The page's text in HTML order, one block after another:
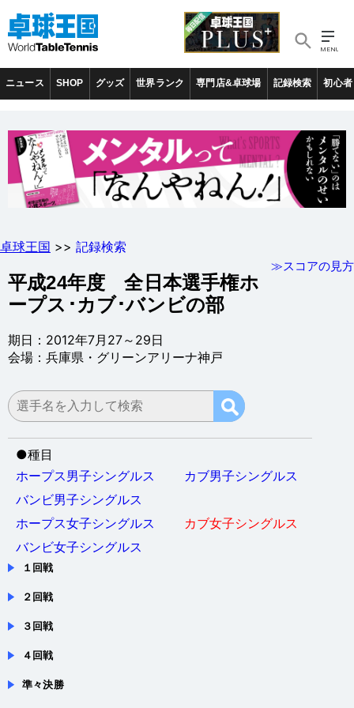
ニュース SHOP グッズ 世界ランク 専門店&卓球場 記録検索 初心者
平成24年度 全日本選手権ホ
ープス･カブ･バンビの部
期日：2012年7月27～29日
会場：兵庫県・グリーンアリーナ神戸
ホープス男子シングルス
バンビ男子シングルス
ホープス女子シングルス
バンビ女子シングルス
１回戦
２回戦
３回戦
４回戦
準々決勝
準決勝